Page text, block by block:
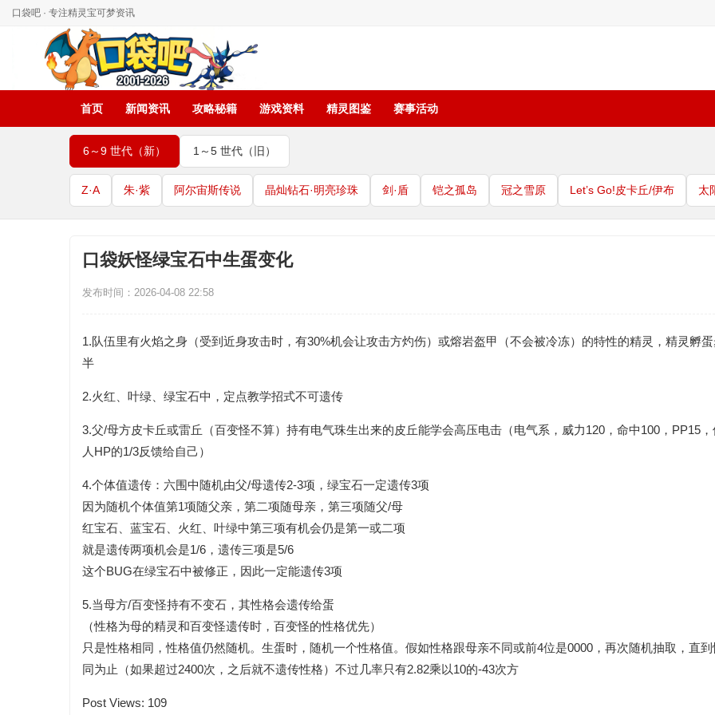
口袋吧 · 专注精灵宝可梦资讯
首页 新闻资讯 攻略秘籍 游戏资料 精灵图鉴 赛事活动
6～9 世代（新） 1～5 世代（旧）
Z·A 朱·紫 阿尔宙斯传说 晶灿钻石·明亮珍珠 剑·盾 铠之孤岛 冠之雪原 Let’s Go!皮卡丘/伊布 太
口袋妖怪绿宝石中生蛋变化
发布时间：2026-04-08 22:58
1.队伍里有火焰之身（受到近身攻击时，有30%机会让攻击方灼伤）或熔岩盔甲（不会被冷冻）的特性的精灵，精灵孵
半
2.火红、叶绿、绿宝石中，定点教学招式不可遗传
3.父/母方皮卡丘或雷丘（百变怪不算）持有电气珠生出来的皮丘能学会高压电击（电气系，威力120，命中100，PP15，
人HP的1/3反馈给自己）
4.个体值遗传：六围中随机由父/母遗传2-3项，绿宝石一定遗传3项
因为随机个体值第1项随父亲，第二项随母亲，第三项随父/母
红宝石、蓝宝石、火红、叶绿中第三项有机会仍是第一或二项
就是遗传两项机会是1/6，遗传三项是5/6
这个BUG在绿宝石中被修正，因此一定能遗传3项
5.当母方/百变怪持有不变石，其性格会遗传给蛋
（性格为母的精灵和百变怪遗传时，百变怪的性格优先）
只是性格相同，性格值仍然随机。生蛋时，随机一个性格值。假如性格跟母亲不同或前4位是0000，再次随机抽取，直到
同为止（如果超过2400次，之后就不遗传性格）不过几率只有2.82乘以10的-43次方
Post Views: 109